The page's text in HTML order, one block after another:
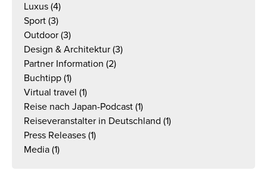
Luxus (4)
Sport (3)
Outdoor (3)
Design & Architektur (3)
Partner Information (2)
Buchtipp (1)
Virtual travel (1)
Reise nach Japan-Podcast (1)
Reiseveranstalter in Deutschland (1)
Press Releases (1)
Media (1)